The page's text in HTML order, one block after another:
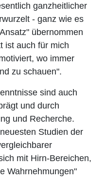
ganzheitlicher
- ganz wie es
übernommen
ist auch für mich
wo immer
zu schauen".
sind auch
und durch
und Recherche.
Studien der
mit Hirn-Bereichen,
Wahrnehmungen"